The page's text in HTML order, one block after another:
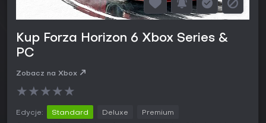
Kup Forza Horizon 6 Xbox Series &
PC
Zobacz na Xbox
★★★★★
Edycje: Standard Deluxe Premium